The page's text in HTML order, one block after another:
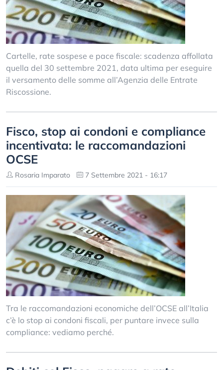
Cartelle, rate sospese e pace fiscale: scadenza affollata
quella del 30 settembre 2021, data ultima per eseguire
il versamento delle somme all’Agenzia delle Entrate
Riscossione.
Fisco, stop ai condoni e compliance
incentivata: le raccomandazioni
OCSE
Rosaria Imparato 7 Settembre 2021 - 16:17
Tra le raccomandazioni economiche dell’OCSE all’Italia
c’è lo stop ai condoni fiscali, per puntare invece sulla
compliance: vediamo perché.